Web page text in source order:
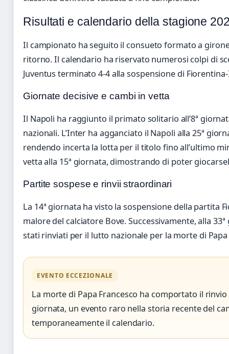
Risultati e calendario della stagione
Il campionato ha seguito il consueto formato a
ritorno. Il calendario ha riservato numerosi colpi di
Juventus terminato 4-4 alla sospensione di
Giornate decisive e cambi in vetta
Il Napoli ha raggiunto il primato solitario all’8ª
nazionali. L’Inter ha agganciato il Napoli alla 25ª
rendendo incerta la lotta per il titolo fino all’ultimo
vetta alla 15ª giornata, dimostrando di poter
Partite sospese e rinvii straordinari
La 14ª giornata ha visto la sospensione della partita
malore del calciatore Bove. Successivamente, alla
stati rinviati per il lutto nazionale per la morte di Papa
EVENTO ECCEZIONALE
La morte di Papa Francesco ha comportato il
giornata, un evento raro nella storia recente del
temporaneamente il calendario.